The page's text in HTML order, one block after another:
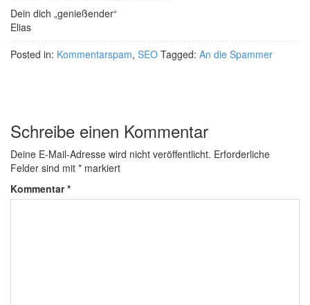
Dein dich „genießender“
Elias
Posted in: Kommentarspam, SEO Tagged: An die Spammer
Schreibe einen Kommentar
Deine E-Mail-Adresse wird nicht veröffentlicht. Erforderliche
Felder sind mit * markiert
Kommentar*